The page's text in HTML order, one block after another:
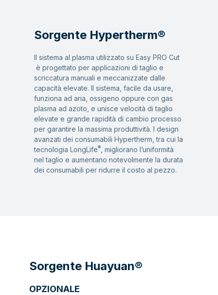
Sorgente Hypertherm®
Il sistema al plasma utilizzato su Easy PRO Cut
è progettato per applicazioni di taglio e
scriccatura manuali e meccanizzate dalle
capacità elevate. Il sistema, facile da usare,
funziona ad aria, ossigeno oppure con gas
plasma ad azoto, e unisce velocità di taglio
elevate e grande rapidità di cambio processo
per garantire la massima produttività. I design
avanzati dei consumabili Hypertherm, tra cui la
tecnologia LongLife®
, migliorano l’uniformità
nel taglio e aumentano notevolmente la durata
dei consumabili per ridurre il costo al pezzo.
Sorgente Huayuan®
OPZIONALE